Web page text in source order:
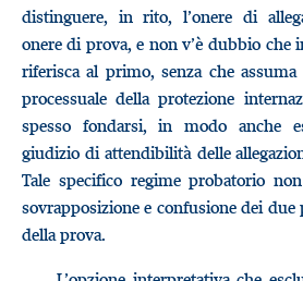
distinguere, in rito, l’onere di
onere di prova, e non v’è dubbio che
riferisca al primo, senza che
processuale della protezione
spesso fondarsi, in modo anche
giudizio di attendibilità delle
Tale specifico regime probatorio
sovrapposizione e confusione dei due
della prova.